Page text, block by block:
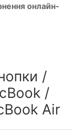
онлайн-
/
/
Air